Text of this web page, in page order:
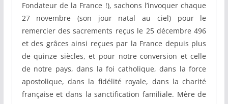
Fondateur de la France !), sachons l’invoquer chaque
27 novembre (son jour natal au ciel) pour le
remercier des sacrements reçus le 25 décembre 496
et des grâces ainsi reçues par la France depuis plus
de quinze siècles, et pour notre conversion et celle
de notre pays, dans la foi catholique, dans la force
apostolique, dans la fidélité royale, dans la charité
française et dans la sanctification familiale. Mère de